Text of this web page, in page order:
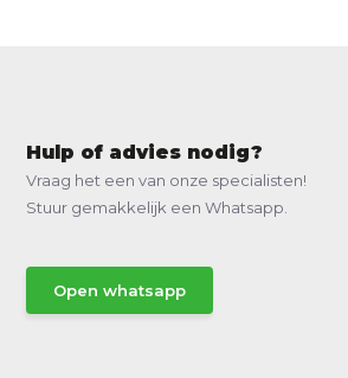
Hulp of advies nodig?
Vraag het een van onze specialisten!
Stuur gemakkelijk een Whatsapp.
Open whatsapp